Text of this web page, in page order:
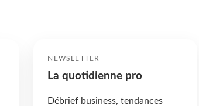
NEWSLETTER
La quotidienne pro
Débrief business, tendances